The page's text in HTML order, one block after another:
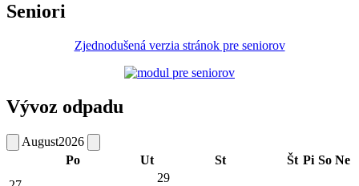
Seniori
Zjednodušená verzia stránok pre seniorov
Vývoz odpadu
August2026
Po
Ut St Št Pi So Ne
29